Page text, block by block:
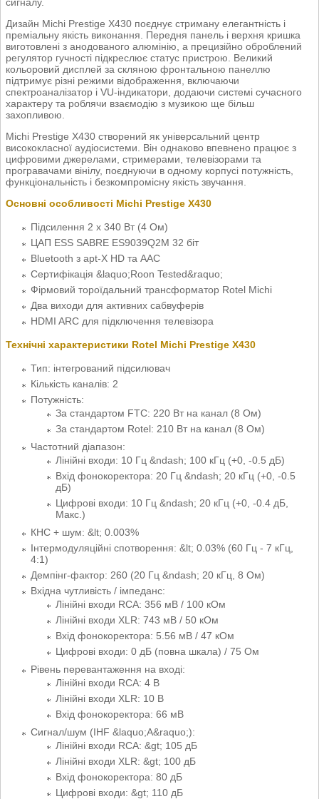
Дизайн Michi Prestige X430 поєднує стриману елегантність і
преміальну якість виконання. Передня панель і верхня кришка
виготовлені з анодованого алюмінію, а прецизійно оброблений
регулятор гучності підкреслює статус пристрою. Великий
кольоровий дисплей за скляною фронтальною панеллю
підтримує різні режими відображення, включаючи
спектроаналізатор і VU-індикатори, додаючи системі сучасного
характеру та роблячи взаємодію з музикою ще більш
захопливою.
Michi Prestige X430 створений як універсальний центр
висококласної аудіосистеми. Він однаково впевнено працює з
цифровими джерелами, стримерами, телевізорами та
програвачами вінілу, поєднуючи в одному корпусі потужність,
функціональність і безкомпромісну якість звучання.
Основні особливості Michi Prestige X430
Підсилення 2 x 340 Вт (4 Ом)
ЦАП ESS SABRE ES9039Q2M 32 біт
Bluetooth з apt-X HD та AAC
Сертифікація &laquo;Roon Tested&raquo;
Фірмовий тороїдальний трансформатор Rotel Michi
Два виходи для активних сабвуферів
HDMI ARC для підключення телевізора
Технічні характеристики Rotel Michi Prestige X430
Тип: інтегрований підсилювач
Кількість каналів: 2
Потужність:
За стандартом FTC: 220 Вт на канал (8 Ом)
За стандартом Rotel: 210 Вт на канал (8 Ом)
Частотний діапазон:
Лінійні входи: 10 Гц &ndash; 100 кГц (+0, -0.5 дБ)
Вхід фонокоректора: 20 Гц &ndash; 20 кГц (+0, -0.5
дБ)
Цифрові входи: 10 Гц &ndash; 20 кГц (+0, -0.4 дБ,
Макс.)
КНС + шум: &lt; 0.003%
Інтермодуляційні спотворення: &lt; 0.03% (60 Гц - 7 кГц,
4:1)
Демпінг-фактор: 260 (20 Гц &ndash; 20 кГц, 8 Ом)
Вхідна чутливість / імпеданс:
Лінійні входи RCA: 356 мВ / 100 кОм
Лінійні входи XLR: 743 мВ / 50 кОм
Вхід фонокоректора: 5.56 мВ / 47 кОм
Цифрові входи: 0 дБ (повна шкала) / 75 Ом
Рівень перевантаження на вході:
Лінійні входи RCA: 4 В
Лінійні входи XLR: 10 В
Вхід фонокоректора: 66 мВ
Сигнал/шум (IHF &laquo;А&raquo;):
Лінійні входи RCA: &gt; 105 дБ
Лінійні входи XLR: &gt; 100 дБ
Вхід фонокоректора: 80 дБ
Цифрові входи: &gt; 110 дБ